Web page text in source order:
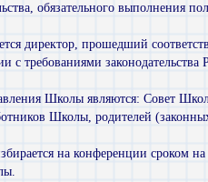
обязательного выполнения
директор, прошедший
с требованиями законодательства
Школы являются: Совет
Школы, родителей
на конференции сроком на